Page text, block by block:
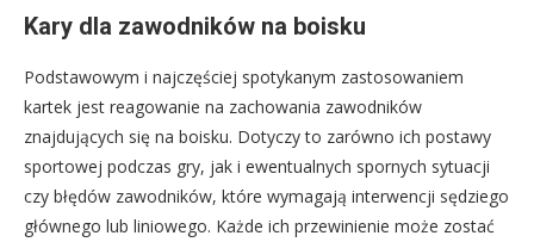
Kary dla zawodników na boisku
Podstawowym i najczęściej spotykanym zastosowaniem
kartek jest reagowanie na zachowania zawodników
znajdujących się na boisku. Dotyczy to zarówno ich postawy
sportowej podczas gry, jak i ewentualnych spornych sytuacji
czy błędów zawodników, które wymagają interwencji sędziego
głównego lub liniowego. Każde ich przewinienie może zostać